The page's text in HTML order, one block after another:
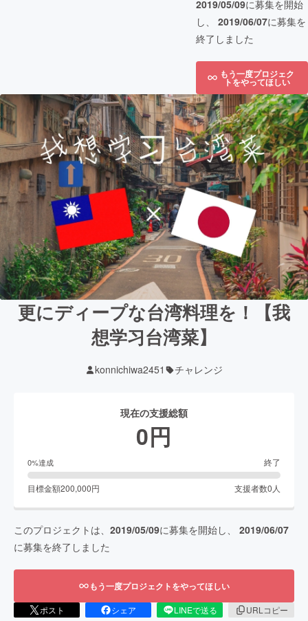
2019/05/09に募集を開始
し、 2019/06/07に募集を
終了しました
もう一度プロジェク
トをやってほしい
更にディープな台湾料理を！【我
想学习台湾菜】
konnichiwa2451 チャレンジ
現在の支援総額
0円
0%達成 終了
目標金額200,000円 支援者数0 人
このプロジェクトは、 2019/05/09に募集を開始し、 2019/06/07
に募集を終了しました
もう一度プロジェクトをやってほしい
ポスト シェア LINEで送る
URLコピー